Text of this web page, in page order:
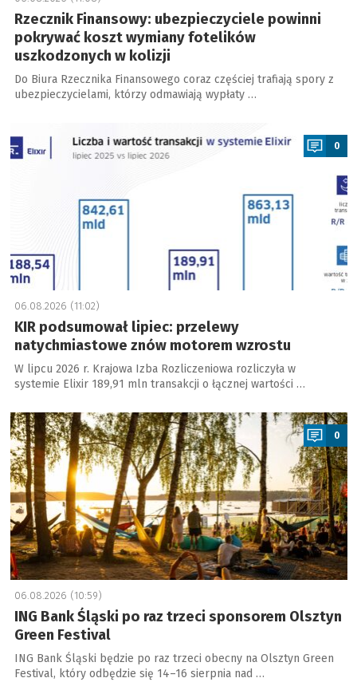
Rzecznik Finansowy: ubezpieczyciele powinni
pokrywać koszt wymiany fotelików
uszkodzonych w kolizji
Do Biura Rzecznika Finansowego coraz częściej trafiają spory z
ubezpieczycielami, którzy odmawiają wypłaty …
0
06.08.2026 (11:02)
KIR podsumował lipiec: przelewy
natychmiastowe znów motorem wzrostu
W lipcu 2026 r. Krajowa Izba Rozliczeniowa rozliczyła w
systemie Elixir 189,91 mln transakcji o łącznej wartości …
a
0
06.08.2026 (10:59)
ING Bank Śląski po raz trzeci sponsorem Olsztyn
Green Festival
ING Bank Śląski będzie po raz trzeci obecny na Olsztyn Green
Festival, który odbędzie się 14–16 sierpnia nad …